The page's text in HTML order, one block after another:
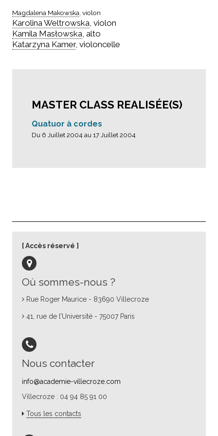
Magdalena Makowska , violon
Karolina Weltrowska, violon
Kamila Masłowska, alto
Katarzyna Kamer, violoncelle
MASTER CLASS REALISÉE(S)
Quatuor à cordes
Du 6 Juillet 2004 au 17 Juillet 2004
Où sommes-nous ?
Rue Roger Maurice - 83690 Villecroze
41, rue de l’Université - 75007 Paris
Nous contacter
info@academie-villecroze.com
Villecroze : 04 94 85 91 00
Tous les contacts
Accès réservé